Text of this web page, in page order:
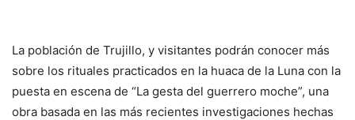
La población de Trujillo, y visitantes podrán conocer más
sobre los rituales practicados en la huaca de la Luna con la
puesta en escena de “La gesta del guerrero moche”, una
obra basada en las más recientes investigaciones hechas